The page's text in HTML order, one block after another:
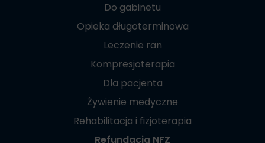
Do gabinetu
Opieka długoterminowa
Leczenie ran
Kompresjoterapia
Dla pacjenta
Żywienie medyczne
Rehabilitacja i fizjoterapia
Refundacja NFZ